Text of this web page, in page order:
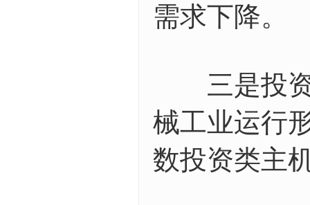
需求下降。
三是投资
械工业运行
数投资类主